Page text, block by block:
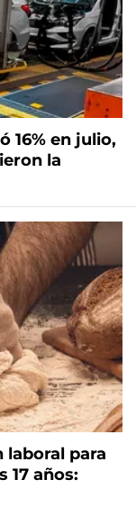
16% en julio,
la
para
17 años: